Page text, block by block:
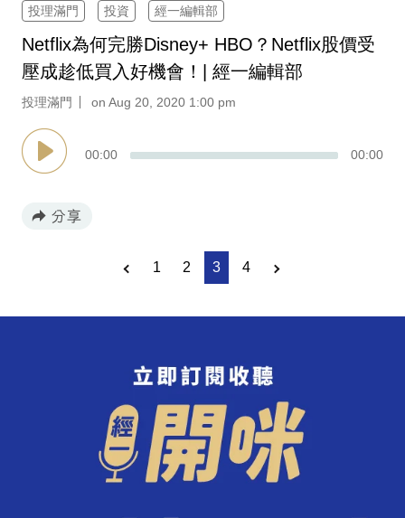
投理滿門 投資 經一編輯部
Netflix為何完勝Disney+ HBO？Netflix股價受
壓成趁低買入好機會！| 經一編輯部
投理滿門 on Aug 20, 2020 1:00 pm
00:00 00:00
1 2 3 4